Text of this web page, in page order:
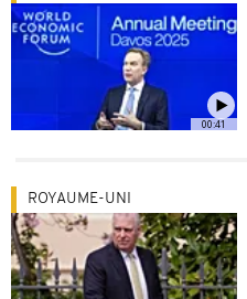
00:41
ROYAUME-UNI